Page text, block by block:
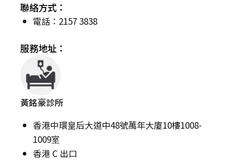
聯絡方式：
電話：2157 3838
服務地址：
黃銘豪診所
香港中環皇后大道中48號萬年大廈10樓1008-
1009室
香港 C 出口